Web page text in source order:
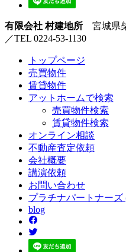
有限会社 村建地所 宮城県
／TEL 0224-53-1130
トップページ
売買物件
賃貸物件
アットホームで検索
売買物件検索
賃貸物件検索
オンライン相談
不動産査定依頼
会社概要
講演依頼
お問い合わせ
プラチナパートナーズ
blog